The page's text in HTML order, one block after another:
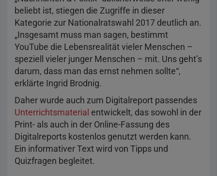
beliebt ist, stiegen die Zugriffe in dieser
Kategorie zur Nationalratswahl 2017 deutlich an.
„Insgesamt muss man sagen, bestimmt
YouTube die Lebensrealität vieler Menschen –
speziell vieler junger Menschen – mit. Uns geht’s
darum, dass man das ernst nehmen sollte“,
erklärte Ingrid Brodnig.
Daher wurde auch zum Digitalreport passendes
Unterrichtsmaterial entwickelt, das sowohl in der
Print- als auch in der Online-Fassung des
Digitalreports kostenlos genutzt werden kann.
Ein informativer Text wird von Tipps und
Quizfragen begleitet.